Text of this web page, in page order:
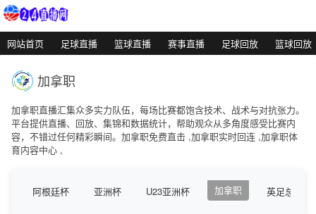
网站首页 足球直播 篮球直播 赛事直播 足球回放 篮球回放
加拿职
加拿职直播汇集众多实力队伍，每场比赛都饱含技术、战术与对抗张力。
平台提供直播、回放、集锦和数据统计，帮助观众从多角度感受比赛内
容，不错过任何精彩瞬间。加拿职免费直击 ,加拿职实时回连 ,加拿职体
育内容中心 ,
阿根廷杯 亚洲杯 U23亚洲杯 加拿职 英足总杯